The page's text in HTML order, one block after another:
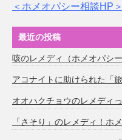
＜ホメオパシー相談HP＞
最近の投稿
咳のレメディ（ホメオパシー
アコナイトに助けられた「旅
オオハクチョウのレメディ
「さそり」のレメディ！ホ